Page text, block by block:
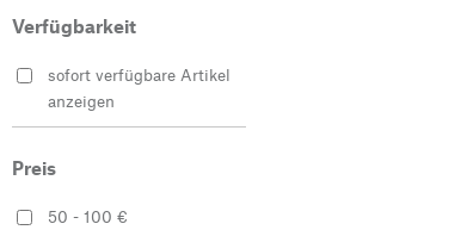
Verfügbarkeit
sofort verfügbare Artikel
anzeigen
Preis
50 - 100 €